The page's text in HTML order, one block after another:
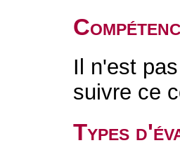
Il n'est
suivre ce
Types